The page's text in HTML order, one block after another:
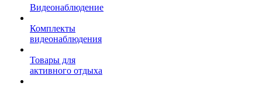
Видеонаблюдение
Комплекты
видеонаблюдения
Товары для
активного отдыха